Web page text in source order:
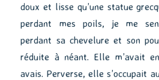
doux et lisse qu’une statue
perdant mes poils, je me
perdant sa chevelure et son
réduite à néant. Elle m’avait
avais. Perverse, elle s’occupait